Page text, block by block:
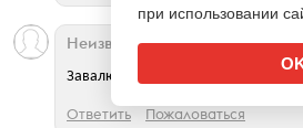
Завалю за Авант!
Неизвестный
Ответить Пожаловаться
при использовании